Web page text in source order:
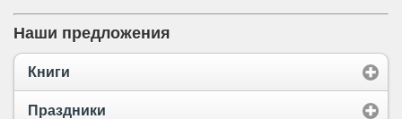
Наши предложения
Книги
Праздники